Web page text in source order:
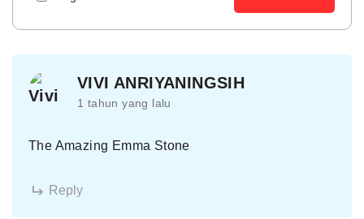
VIVI ANRIYANINGSIH
1 tahun yang lalu
The Amazing Emma Stone
Reply